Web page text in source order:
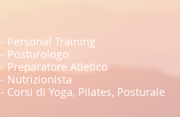
- Personal Training
- Posturologo
- Preparatore Atletico
- Nutrizionista
- Corsi di Yoga, Pilates, Posturale